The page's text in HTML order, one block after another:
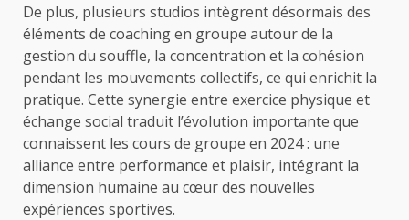
De plus, plusieurs studios intègrent désormais des
éléments de coaching en groupe autour de la
gestion du souffle, la concentration et la cohésion
pendant les mouvements collectifs, ce qui enrichit la
pratique. Cette synergie entre exercice physique et
échange social traduit l’évolution importante que
connaissent les cours de groupe en 2024 : une
alliance entre performance et plaisir, intégrant la
dimension humaine au cœur des nouvelles
expériences sportives.